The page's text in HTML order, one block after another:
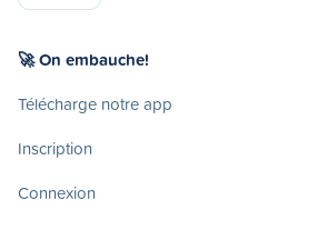
🚀 On embauche!
Télécharge notre app
Inscription
Connexion